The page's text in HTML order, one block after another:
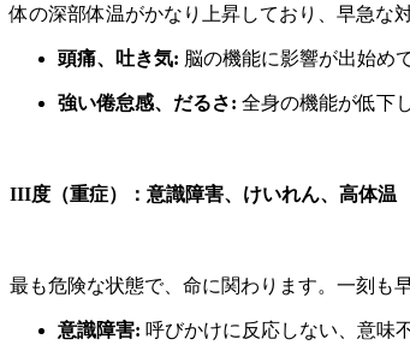
体の深部体温がかなり上昇しており、早急な
頭痛、吐き気: 脳の機能に影響が出始め
強い倦怠感、だるさ: 全身の機能が低下
III度（重症）：意識障害、けいれん、高体温
最も危険な状態で、命に関わります。一刻も
意識障害: 呼びかけに反応しない、意味